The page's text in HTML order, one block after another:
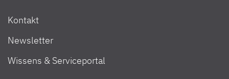
Kontakt
Newsletter
Wissens & Serviceportal